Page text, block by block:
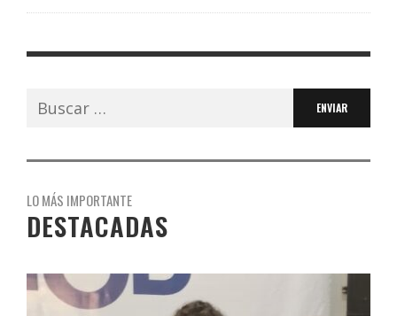
Buscar:
LO MÁS IMPORTANTE
DESTACADAS